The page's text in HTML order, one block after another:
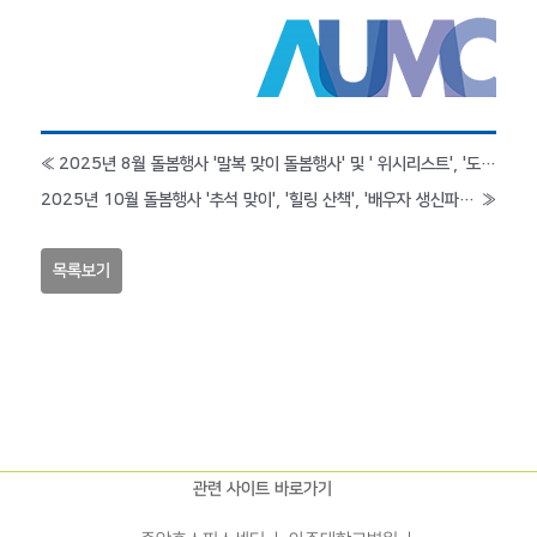
«
2025년 8월 돌봄행사 '말복 맞이 돌봄행사' 및 ' 위시리스트', '도시락 제공 이벤트'
2025년 10월 돌봄행사 '추석 맞이', '힐링 산책', '배우자 생신파티', '단호박 죽 선물' »
목록보기
관련 사이트 바로가기